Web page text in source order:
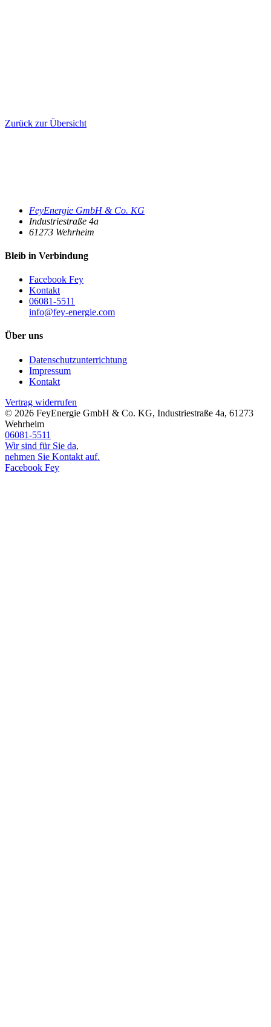
Zurück zur Übersicht
FeyEnergie GmbH & Co. KG
Industriestraße 4a
61273 Wehrheim
Bleib in Verbindung
Facebook Fey
Kontakt
06081-5511
info@fey-energie.com
Über uns
Datenschutzunterrichtung
Impressum
Kontakt
Vertrag widerrufen
© 2026 FeyEnergie GmbH & Co. KG, Industriestraße 4a, 61273
Wehrheim
06081-5511
Wir sind für Sie da,
nehmen Sie Kontakt auf.
Facebook Fey